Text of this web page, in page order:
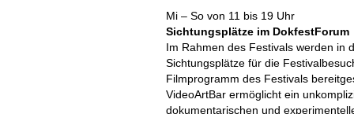
Mi – So von 11 bis 19 Uhr
Sichtungsplätze im DokfestForum
Im Rahmen des Festivals werden in
Sichtungsplätze für die
Filmprogramm des Festivals
VideoArtBar ermöglicht ein
dokumentarischen und